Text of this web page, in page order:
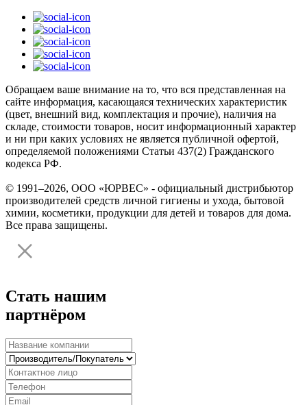
Обращаем ваше внимание на то, что вся представленная на
сайте информация, касающаяся технических характеристик
(цвет, внешний вид, комплектация и прочие), наличия на
складе, стоимости товаров, носит информационный характер
и ни при каких условиях не является публичной офертой,
определяемой положениями Статьи 437(2) Гражданского
кодекса РФ.
© 1991–2026, ООО «ЮРВЕС» - официальный дистрибьютор
производителей средств личной гигиены и ухода, бытовой
химии, косметики, продукции для детей и товаров для дома.
Все права защищены.
Стать нашим
партнёром